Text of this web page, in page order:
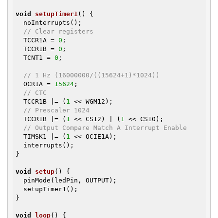
void setupTimer1 ()
{
// Clear registers
  TCCR1A =
0 ;
  TCCR1B =
0 ;
  TCNT1 =
0 ;
// 1 Hz (16000000/((15624+1)*1024))
  OCR1A =
15624 ;
// CTC
  TCCR1B |= (
1
<< WGM12);
// Prescaler 1024
  TCCR1B |= (
1 << CS12) | ( 1
<< CS10);
// Output Compare Match A Interrupt Enable
  TIMSK1 |= (
1
<< OCIE1A);
}
void setup()
{
}
void loop() {